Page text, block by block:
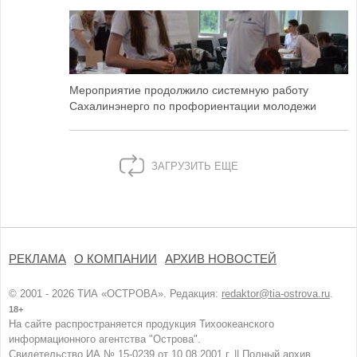
Мероприятие продолжило системную работу
Сахалинэнерго по профориентации молодежи
ЗАГРУЗИТЬ ЕЩЕ
РЕКЛАМА О КОМПАНИИ АРХИВ НОВОСТЕЙ
© 2001 - 2026 ТИА «ОСТРОВА». Редакция: redaktor@tia-ostrova.ru
18+
На сайте распространяется продукция Тихоокеанского
информационного агентства "Острова".
Свидетельство ИА № 15-0239 от 10.08.2001 г. ||
Полный архив